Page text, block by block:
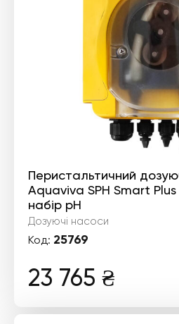
Перистальтичний
Aquaviva SPH Smart
набір pH
Дозуючі насоси
Код: 25769
23 765 ₴